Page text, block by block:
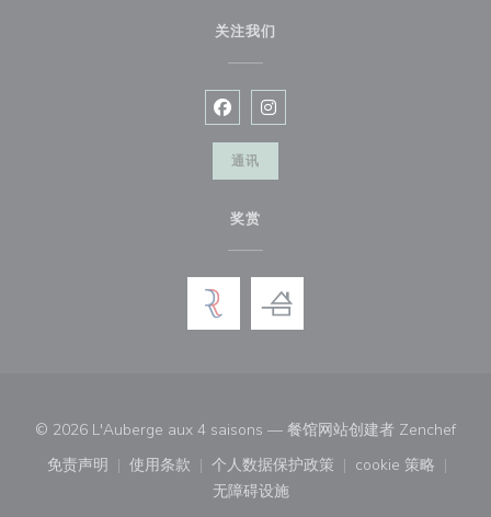
关注我们
Facebook ((在新窗口中打开))
Instagram ((在新窗口中打开))
通讯
奖赏
© 2026 L'Auberge aux 4 saisons — 餐馆网站创建者 Zenchef((在
免责声明
((在新窗口中打开))
使用条款
((在新窗口中打开))
个人数据保护政策
((在新窗口中打开))
cookie 策略
((在新窗口
无障碍设施
((在新窗口中打开))